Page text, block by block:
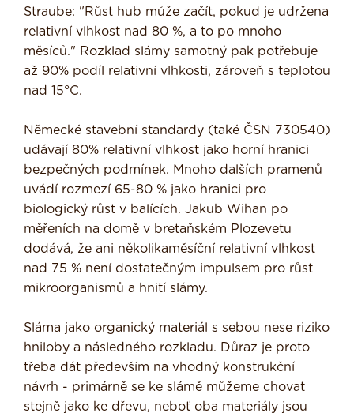
Straube: "Růst hub může začít, pokud je udržena
relativní vlhkost nad 80 %, a to po mnoho
měsíců." Rozklad slámy samotný pak potřebuje
až 90% podíl relativní vlhkosti, zároveň s teplotou
nad 15°C.
Německé stavební standardy (také ČSN 730540)
udávají 80% relativní vlhkost jako horní hranici
bezpečných podmínek. Mnoho dalších pramenů
uvádí rozmezí 65-80 % jako hranici pro
biologický růst v balících. Jakub Wihan po
měřeních na domě v bretaňském Plozevetu
dodává, že ani několikaměsíční relativní vlhkost
nad 75 % není dostatečným impulsem pro růst
mikroorganismů a hnití slámy.
Sláma jako organický materiál s sebou nese riziko
hniloby a následného roz­kladu. Důraz je proto
třeba dát především na vhodný konstrukční
návrh - primárně se ke slámě můžeme chovat
stejně jako ke dřevu, neboť oba materiály jsou